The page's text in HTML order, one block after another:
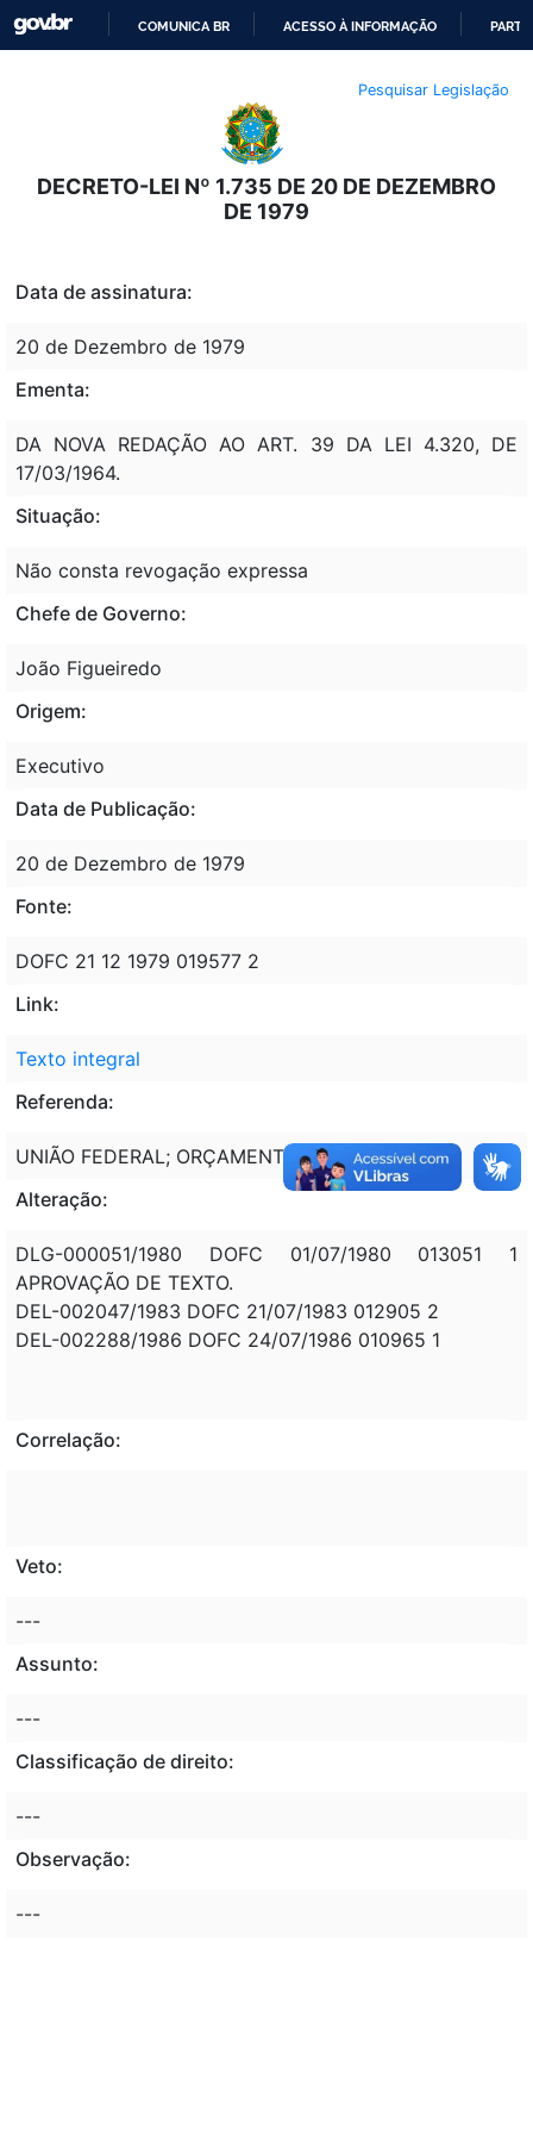
O
CONTEÚDO
COMUNICA BR ACESSO À INFORMAÇÃO
Pesquisar Legislação
DECRETO-LEI Nº 1.735 DE 20 DE DEZEMBRO
DE 1979
Data de assinatura:
20 de Dezembro de 1979
Ementa:
DA NOVA REDAÇÃO AO ART. 39 DA LEI 4.320, DE
17/03/1964.
Situação:
Não consta revogação expressa
Chefe de Governo:
João Figueiredo
Origem:
Executivo
Data de Publicação:
20 de Dezembro de 1979
Fonte:
DOFC 21 12 1979 019577 2
Link:
Texto integral
Referenda:
UNIÃO FEDERAL; ORÇAMENTO.
Alteração:
DLG-000051/1980 DOFC 01/07/1980 013051 1
APROVAÇÃO DE TEXTO.
DEL-002047/1983 DOFC 21/07/1983 012905 2
DEL-002288/1986 DOFC 24/07/1986 010965 1
Correlação:
Veto:
---
Assunto:
---
Classificação de direito:
---
Observação:
---